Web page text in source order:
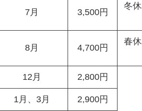
7月 3,500円
冬
8月 4,700円
春
12月 2,800円
1月、3月 2,900円